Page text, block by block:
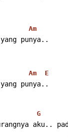
Am
punya..
Am E
punya..
G
aku..